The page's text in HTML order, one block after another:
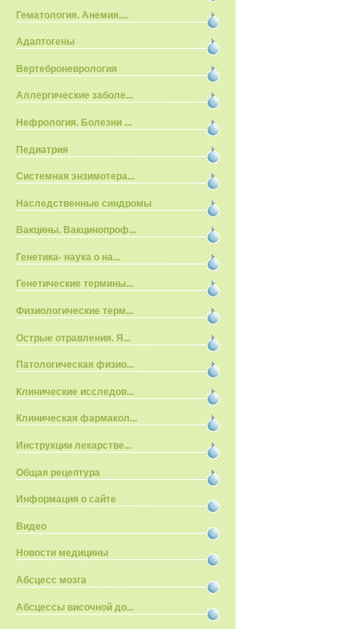
Гематология. Анемия....
Адаптогены
Вертеброневрология
Аллергические заболе...
Нефрология. Болезни ...
Педиатрия
Системная энзимотера...
Наследственные синдромы
Вакцины. Вакцинопроф...
Генетика- наука о на...
Генетические термины...
Физиологические терм...
Острые отравления. Я...
Патологическая физио...
Клинические исследов...
Клиническая фармакол...
Инструкции лекарстве...
Общая рецептура
Информация о сайте
Видео
Новости медицины
Абсцесс мозга
Абсцессы височной до...